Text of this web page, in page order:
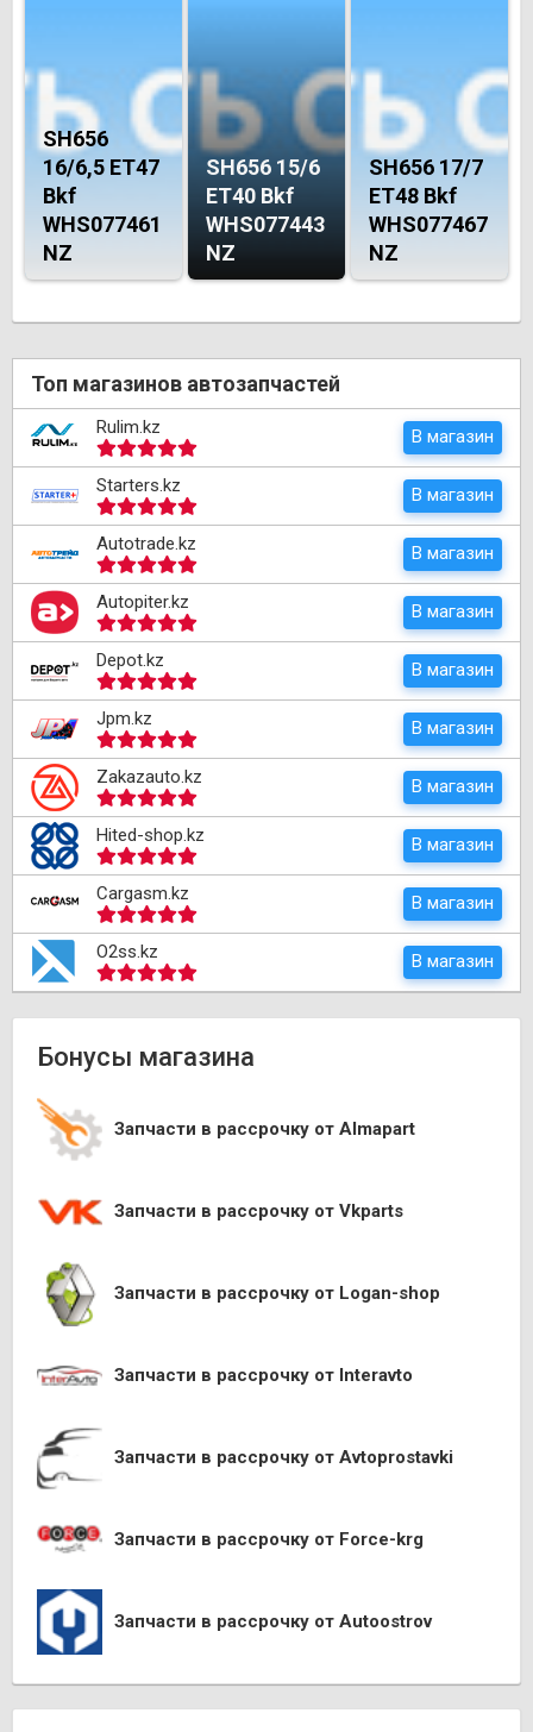
SH656
16/6,5 ET47
Bkf
WHS077461
NZ
SH656 15/6
ET40 Bkf
WHS077443
NZ
SH656 17/7
ET48 Bkf
WHS077467
NZ
Топ магазинов автозапчастей
Rulim.kz В магазин
Starters.kz В магазин
Autotrade.kz В магазин
Autopiter.kz В магазин
Depot.kz В магазин
Jpm.kz В магазин
Zakazauto.kz В магазин
Hited-shop.kz В магазин
Cargasm.kz В магазин
O2ss.kz В магазин
Бонусы магазина
Запчасти в рассрочку от Almapart
Запчасти в рассрочку от Vkparts
Запчасти в рассрочку от Logan-shop
Запчасти в рассрочку от Interavto
Запчасти в рассрочку от Avtoprostavki
Запчасти в рассрочку от Force-krg
Запчасти в рассрочку от Autoostrov